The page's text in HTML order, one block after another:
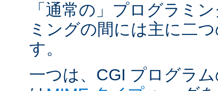
「通常の」プログラミ
ミングの間には主に二
す。
一つは、CGI プログラ